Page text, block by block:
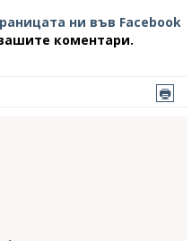
ни във Facebook
коментари.